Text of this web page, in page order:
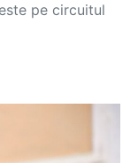
pe circuitul